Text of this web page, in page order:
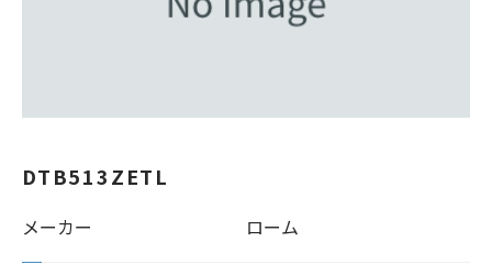
DTB513ZETL
メーカー ローム